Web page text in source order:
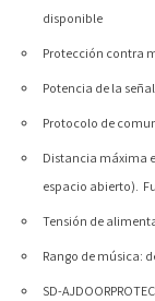
disponible
Protección contra
Potencia de la
Protocolo de
Distancia máxima
espacio abierto).
Tensión de
Rango de música:
SD-